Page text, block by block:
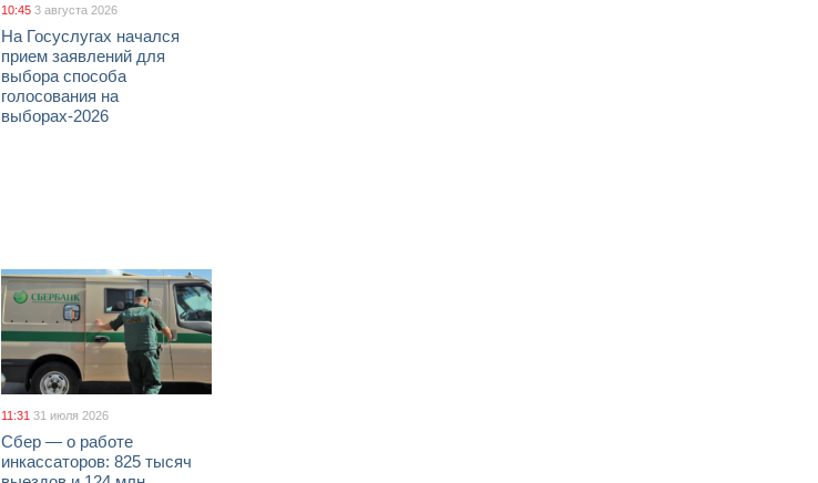
10:45 3 августа 2026
На Госуслугах начался
прием заявлений для
выбора способа
голосования на
выборах-2026
11:31 31 июля 2026
Сбер — о работе
инкассаторов: 825 тысяч